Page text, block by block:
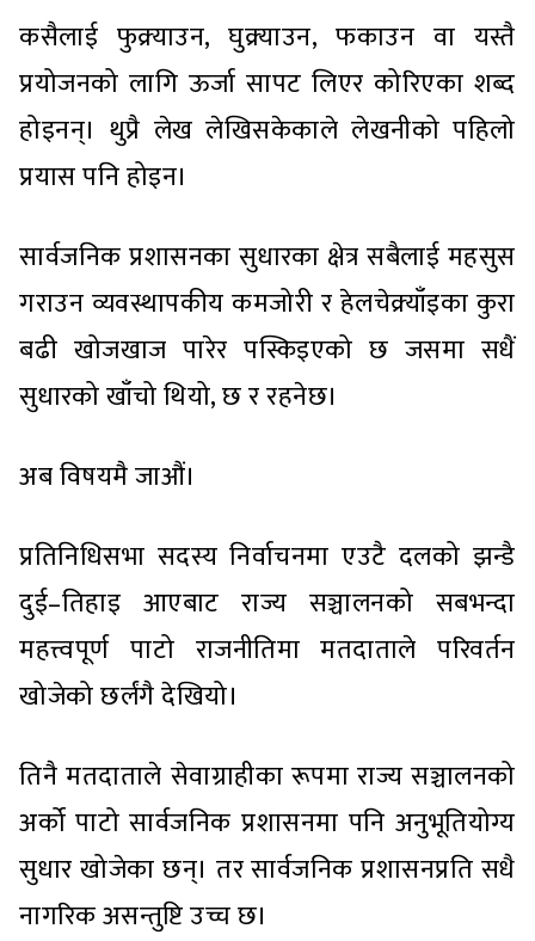
कसैलाई फुक्र्याउन, घुक्र्याउन, फकाउन वा यस्तै
प्रयोजनको लागि ऊर्जा सापट लिएर कोरिएका शब्द
होइनन्। थुप्रै लेख लेखिसकेकाले लेखनीको पहिलो
प्रयास पनि होइन।
सार्वजनिक प्रशासनका सुधारका क्षेत्र सबैलाई महसुस
गराउन व्यवस्थापकीय कमजोरी र हेलचेक्र्याँइका कुरा
बढी खोजखाज पारेर पस्किइएको छ जसमा सधैं
सुधारको खाँचो थियो, छ र रहनेछ।
अब विषयमै जाऔं।
प्रतिनिधिसभा सदस्य निर्वाचनमा एउटै दलको झन्डै
दुई–तिहाइ आएबाट राज्य सञ्चालनको सबभन्दा
महत्त्वपूर्ण पाटो राजनीतिमा मतदाताले परिवर्तन
खोजेको छर्लंगै देखियो।
तिनै मतदाताले सेवाग्राहीका रूपमा राज्य सञ्चालनको
अर्को पाटो सार्वजनिक प्रशासनमा पनि अनुभूतियोग्य
सुधार खोजेका छन्। तर सार्वजनिक प्रशासनप्रति सधै
नागरिक असन्तुष्टि उच्च छ।